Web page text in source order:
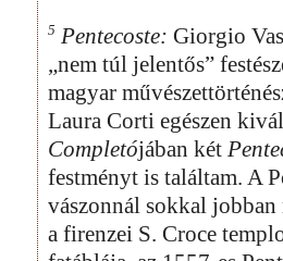
5 Pentecoste: Giorgio
„nem túl jelentős”
magyar
Laura Corti egészen
Completójában két
festményt is találtam. A
vászonnál sokkal jobban
a firenzei S. Croce